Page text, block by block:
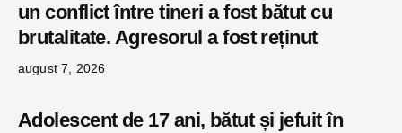
un conflict între tineri a fost bătut cu
brutalitate. Agresorul a fost reținut
august 7, 2026
Adolescent de 17 ani, bătut și jefuit în